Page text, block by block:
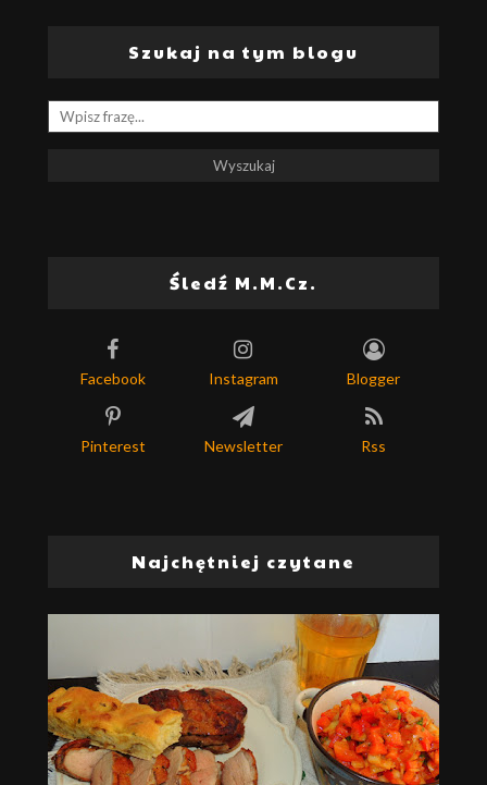
Szukaj na tym blogu
Śledź M.M.Cz.
Facebook Instagram Blogger
Pinterest Newsletter Rss
Najchętniej czytane